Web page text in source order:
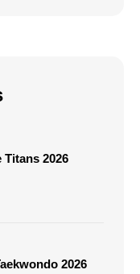
Titans 2026
2026